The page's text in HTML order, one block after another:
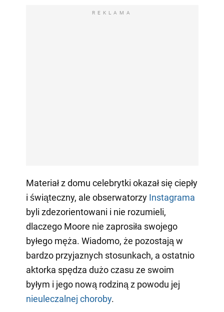
REKLAMA
Materiał z domu celebrytki okazał się ciepły
i świąteczny, ale obserwatorzy Instagrama
byli zdezorientowani i nie rozumieli,
dlaczego Moore nie zaprosiła swojego
byłego męża. Wiadomo, że pozostają w
bardzo przyjaznych stosunkach, a ostatnio
aktorka spędza dużo czasu ze swoim
byłym i jego nową rodziną z powodu jej
nieuleczalnej choroby.